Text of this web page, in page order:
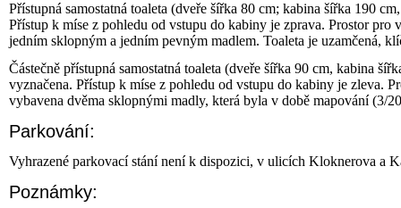
Přístupná samostatná toaleta (dveře šířka 80 cm; kabina šířka 190
Přístup k míse z pohledu od vstupu do kabiny je zprava. Prostor
jedním sklopným a jedním pevným madlem. Toaleta je uzamčená,
Částečně přístupná samostatná toaleta (dveře šířka 90 cm, kabina
vyznačena. Přístup k míse z pohledu od vstupu do kabiny je zleva.
vybavena dvěma sklopnými madly, která byla v době mapování (3/
Parkování:
Vyhrazené parkovací stání není k dispozici, v ulicích Kloknerova a
Poznámky: